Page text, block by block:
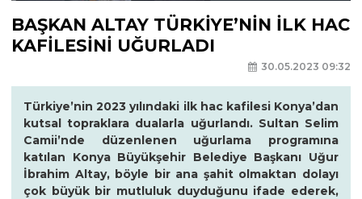
BAŞKAN ALTAY TÜRKİYE’NİN İLK HAC
KAFİLESİNİ UĞURLADI
30.05.2023 09:32
Türkiye’nin 2023 yılındaki ilk hac kafilesi Konya’dan
kutsal topraklara dualarla uğurlandı. Sultan Selim
Camii’nde düzenlenen uğurlama programına
katılan Konya Büyükşehir Belediye Başkanı Uğur
İbrahim Altay, böyle bir ana şahit olmaktan dolayı
çok büyük bir mutluluk duyduğunu ifade ederek,